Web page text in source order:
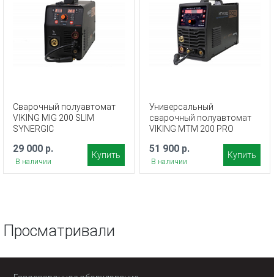
Сварочный полуавтомат
VIKING MIG 200 SLIM
SYNERGIC
29 000 р.
В наличии
Купить
Универсальный
сварочный полуавтомат
VIKING MTM 200 PRO
51 900 р.
В наличии
Купить
Просматривали